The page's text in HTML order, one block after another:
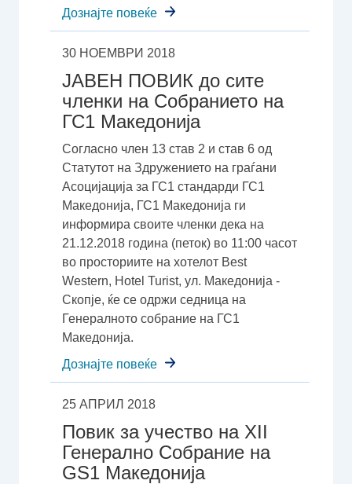
Дознајте повеќе
30 НОЕМВРИ 2018
ЈАВЕН ПОВИК до сите
членки на Собранието на
ГС1 Македонија
Согласно член 13 став 2 и став 6 од
Статутот на Здружението на граѓани
Асоцијација за ГС1 стандарди ГС1
Македонија, ГС1 Македонија ги
информира своите членки дека на
21.12.2018 година (петок) во 11:00 часот
во просториите на хотелот Best
Western, Hotel Turist, ул. Македонија -
Скопје, ќе се одржи седница на
Генералното собрание на ГС1
Македонија.
Дознајте повеќе
25 АПРИЛ 2018
Повик за учество на XII
Генерално Собрание на
GS1 Македонија